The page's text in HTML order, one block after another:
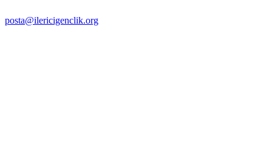
posta@ilericigenclik.org